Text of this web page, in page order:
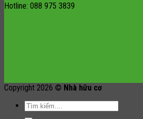
Hotline: 088 975 3839
Copyright 2026 © Nhà hữu cơ
Search
for: